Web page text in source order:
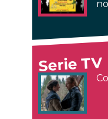
Serie TV